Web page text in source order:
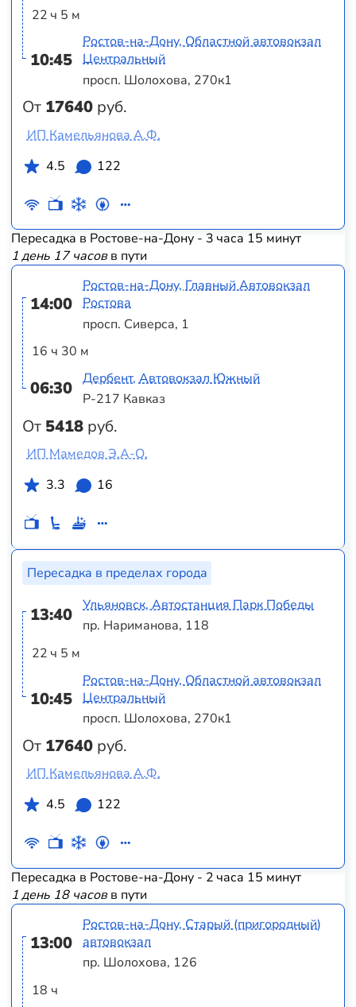
22 ч 5 м
10:45
От 17640 руб.
Ростов-на-Дону, Областной автовокзал
Центральный
просп. Шолохова, 270к1
ИП Камельянова А.Ф.
4.5
122
Пересадка в Ростове-на-Дону - 3 часа 15 минут
1 день 17 часовв пути
14:00
16 ч 30 м
06:30
От 5418 руб.
Ростов-на-Дону, Главный Автовокзал
Ростова
просп. Сиверса, 1
Дербент, Автовокзал Южный
Р-217 Кавказ
ИП Мамедов Э.А-О.
3.3
16
Пересадка в пределах города
13:40
22 ч 5 м
10:45
От 17640 руб.
Ульяновск, Автостанция Парк Победы
пр. Нариманова, 118
Ростов-на-Дону, Областной автовокзал
Центральный
просп. Шолохова, 270к1
ИП Камельянова А.Ф.
4.5
122
Пересадка в Ростове-на-Дону - 2 часа 15 минут
1 день 18 часовв пути
13:00
18 ч
Ростов-на-Дону, Старый (пригородный)
автовокзал
пр. Шолохова, 126